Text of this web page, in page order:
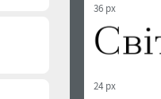
36 px
24 px